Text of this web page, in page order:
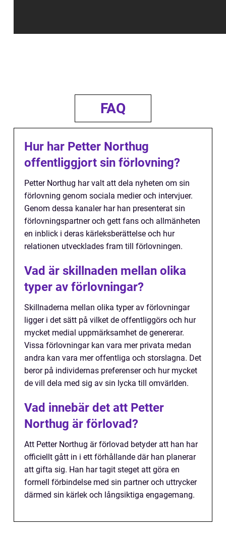
FAQ
Hur har Petter Northug
offentliggjort sin förlovning?
Petter Northug har valt att dela nyheten om sin
förlovning genom sociala medier och intervjuer.
Genom dessa kanaler har han presenterat sin
förlovningspartner och gett fans och allmänheten
en inblick i deras kärleksberättelse och hur
relationen utvecklades fram till förlovningen.
Vad är skillnaden mellan olika
typer av förlovningar?
Skillnaderna mellan olika typer av förlovningar
ligger i det sätt på vilket de offentliggörs och hur
mycket medial uppmärksamhet de genererar.
Vissa förlovningar kan vara mer privata medan
andra kan vara mer offentliga och storslagna. Det
beror på individernas preferenser och hur mycket
de vill dela med sig av sin lycka till omvärlden.
Vad innebär det att Petter
Northug är förlovad?
Att Petter Northug är förlovad betyder att han har
officiellt gått in i ett förhållande där han planerar
att gifta sig. Han har tagit steget att göra en
formell förbindelse med sin partner och uttrycker
därmed sin kärlek och långsiktiga engagemang.